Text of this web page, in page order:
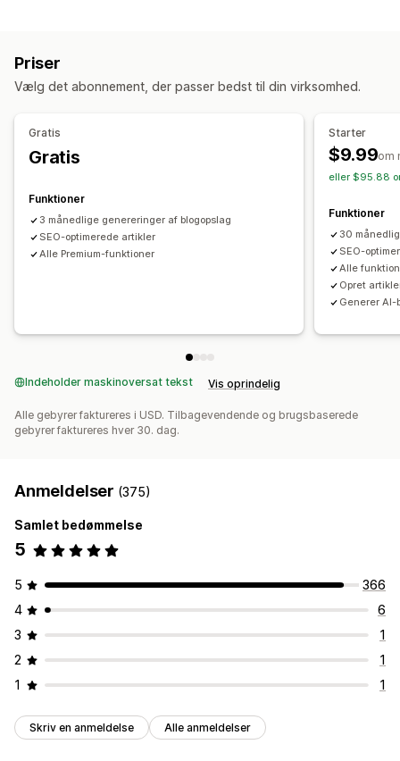
SEO
Søgeordsoptimering
SEO-analyse
Optimering af indhold
Priser
Vælg det abonnement, der passer bedst til din virksomhed.
Gratis
Gratis
Funktioner
3 månedlige genereringer af blogopslag
SEO-optimerede artikler
Alle Premium-funktioner
Starter
$9.99om
eller $95.88
Funktioner
30
SEO-
Alle
Opret
Generer AI-
Indeholder maskinoversat tekst Vis oprindelig
Alle gebyrer faktureres i USD. Tilbagevendende og brugsbaserede
gebyrer faktureres hver 30. dag.
Anmeldelser (375)
Samlet bedømmelse
5
5
366
4
6
3
1
2
1
1
1
Skriv en anmeldelse Alle anmeldelser